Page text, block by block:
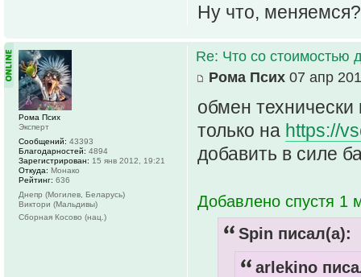
Ну что, меняемся?
Re: Что со стоимостью
Рома Псих 07 апр
обмен
только на https://
добавить в силе
Добавлено спустя 1
Spin писал(а):
arlekino
Рома Псих
Эксперт
Сообщений: 43393
Благодарностей: 4894
Зарегистрирован: 15 янв 2012, 19:21
Откуда: Монако
Рейтинг: 636
Днепр (Могилев, Беларусь)
Виктори (Мальдивы)
Сборная Косово (нац.)